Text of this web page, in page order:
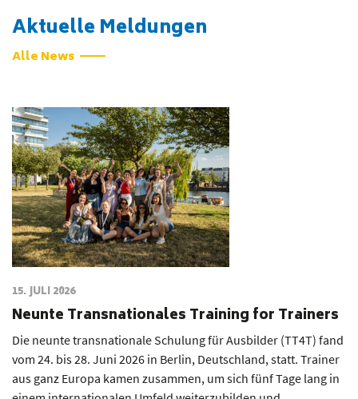
Aktuelle Meldungen
Alle News
15. JULI 2026
Neunte Transnationales Training for Trainers
Die neunte transnationale Schulung für Ausbilder (TT4T) fand
vom 24. bis 28. Juni 2026 in Berlin, Deutschland, statt. Trainer
aus ganz Europa kamen zusammen, um sich fünf Tage lang in